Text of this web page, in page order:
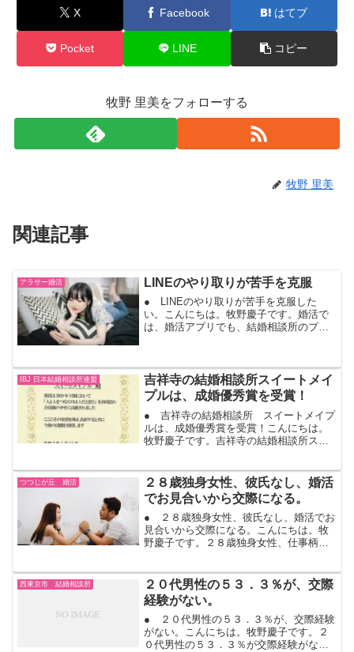
X Facebook はてブ
Pocket LINE コピー
牧野 里美をフォローする
牧野 里美
関連記事
アラサー婚活 LINEのやり取りが苦手を克服
● LINEのやり取りが苦手を克服した
い。こんにちは。牧野慶子です。婚活で
は、婚活アプリでも、結婚相談所のプレ
交換をしてやり取りをする人が多いで
す。IBJのシステム...
IBJ 日本結婚相談所連盟
吉祥寺の結婚相談所スイートメイ
プルは、成婚優秀賞を受賞！
● 吉祥寺の結婚相談所 スイートメイプ
ルは、成婚優秀賞を受賞！こんにちは。
牧野慶子です。吉祥寺の結婚相談所スイ
一部上場会社で婚活のリーディングカン
パニー、今年２...
つつじが丘 婚活
２８歳独身女性、彼氏なし、婚活
でお見合いから交際になる。
● ２８歳独身女性、彼氏なし、婚活でお
見合いから交際になる。こんにちは。牧
野慶子です。２８歳独身女性、仕事柄、
出会いから仮交際になっています。仮交
際は、お付き合いではあ...
西東京市 結婚相談所
２０代男性の５３．３％が、交際
経験がない。
● ２０代男性の５３．３％が、交際経験
がない。こんにちは。牧野慶子です。２
０代男性の５３．３％が交際経験がな